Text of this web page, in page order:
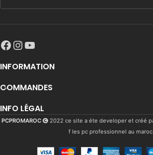
INFORMATION
COMMANDES
INFO LÉGAL
PCPROMAROC 2022 ce site a éte developer et créé
f les pc professionnel au maroc.